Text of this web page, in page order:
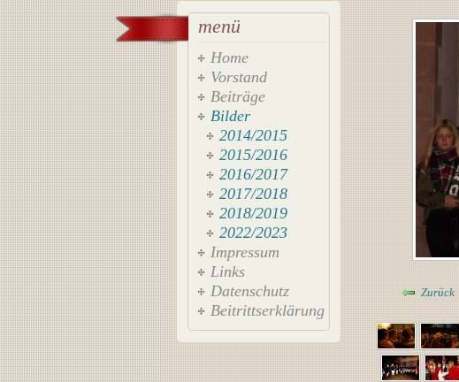
menü
Home
Vorstand
Beiträge
Bilder
2014/2015
2015/2016
2016/2017
2017/2018
2018/2019
2022/2023
Impressum
Links
Datenschutz
Beitrittserklärung
Zurück